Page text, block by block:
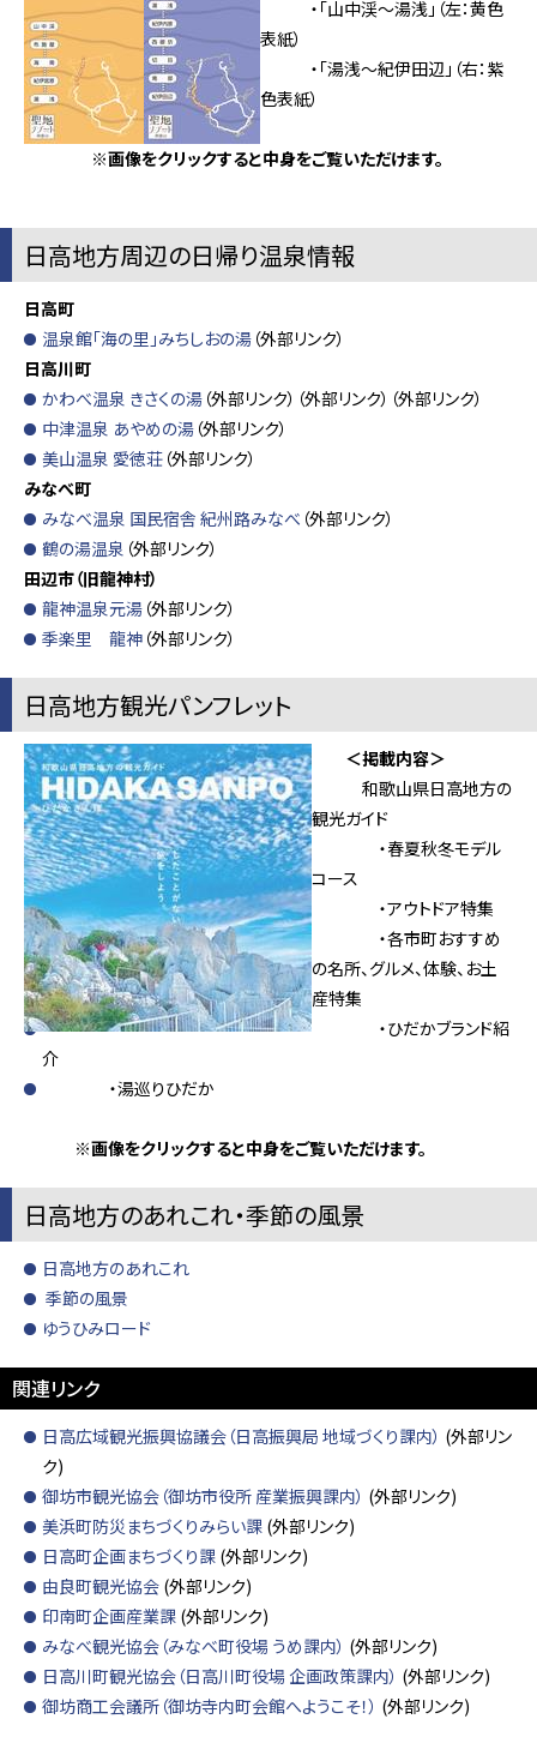
・「山中渓～湯浅」（左：黄色
表紙）
・「湯浅～紀伊田辺」（右：紫
色表紙）
※画像をクリックすると中身をご覧いただけます。
日高地方周辺の日帰り温泉情報
日高町
温泉館「海の里」みちしおの湯 （外部リンク）
日高川町
かわべ温泉 きさくの湯 （外部リンク）（外部リンク）（外部リンク）
中津温泉 あやめの湯 （外部リンク）
美山温泉 愛徳荘 （外部リンク）
みなべ町
みなべ温泉 国民宿舎 紀州路みなべ （外部リンク）
鶴の湯温泉 （外部リンク）
田辺市（旧龍神村）
龍神温泉元湯 （外部リンク）
季楽里 龍神 （外部リンク）
日高地方観光パンフレット
＜掲載内容＞
和歌山県日高地方の
観光ガイド
・春夏秋冬モデル
コース
・アウトドア特集
・各市町おすすめ
の名所、グルメ、体験、お土
産特集
・ひだかブランド紹
介
・湯巡りひだか
※画像をクリックすると中身をご覧いただけます。
日高地方のあれこれ・季節の風景
日高地方のあれこれ
季節の風景
ゆうひみロード
関連リンク
日高広域観光振興協議会（日高振興局 地域づくり課内） (外部リン
ク)
御坊市観光協会（御坊市役所 産業振興課内） (外部リンク)
美浜町防災まちづくりみらい課 (外部リンク)
日高町企画まちづくり課 (外部リンク)
由良町観光協会 (外部リンク)
印南町企画産業課 (外部リンク)
みなべ観光協会（みなべ町役場 うめ課内） (外部リンク)
日高川町観光協会（日高川町役場 企画政策課内） (外部リンク)
御坊商工会議所（御坊寺内町会館へようこそ！） (外部リンク)